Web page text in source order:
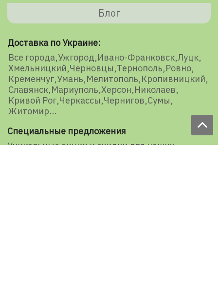
Блог
Доставка по Украине:
Все города Ужгород Ивано-Франковск Луцк
Хмельницкий Черновцы Тернополь Ровно
Кременчуг Умань Мелитополь Кропивницкий
Славянск Мариуполь Херсон Николаев
Кривой Рог Черкассы Чернигов Сумы
Житомир
Специальные предложения
Уникальные акции и скидки для наших